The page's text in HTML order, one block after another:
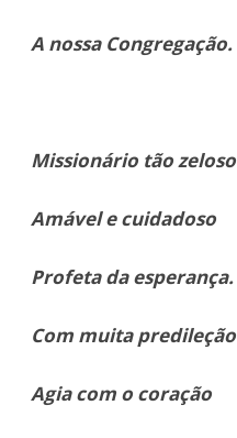
A nossa Congregação.
Missionário tão zeloso
Amável e cuidadoso
Profeta da esperança.
Com muita predileção
Agia com o coração